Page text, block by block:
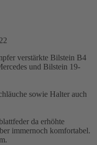
verstärkte Bilstein B4
und Bilstein 19-
sowie Halter auch
da erhöhte
immernoch komfortabel.